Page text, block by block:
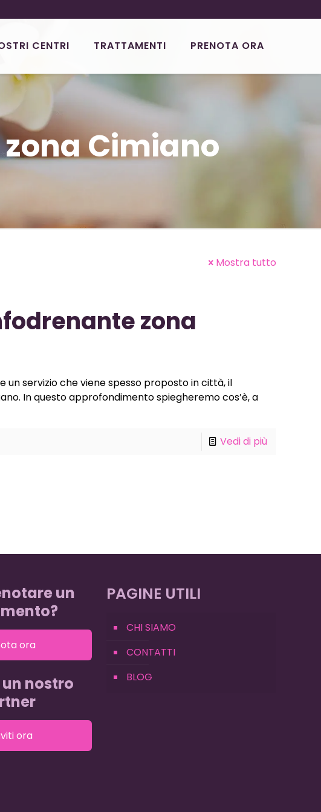
CENTRI TRATTAMENTI PRENOTA ORA
Cimiano
Mostra tutto
zona
servizio che viene spesso proposto in città, il
In questo approfondimento spiegheremo cos’è, a
Vedi di più
un
ora
nostro
ora
PAGINE UTILI
CHI SIAMO
CONTATTI
BLOG